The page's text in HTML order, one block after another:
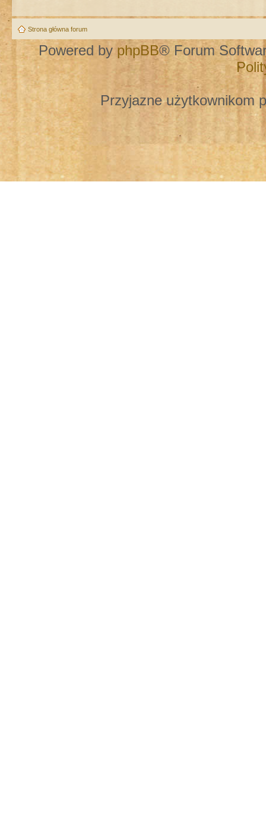
Strona główna forum
Powered by phpBB® Forum
Przyjazne użytkownikom